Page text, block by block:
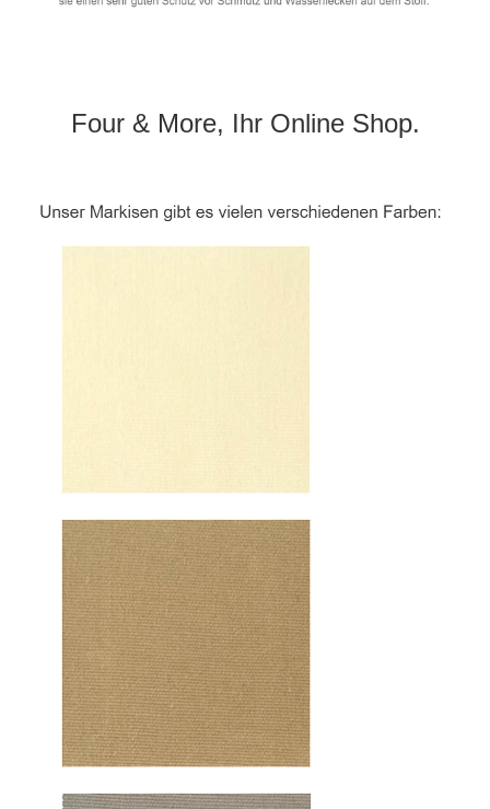
Four & More, Ihr Online Shop.